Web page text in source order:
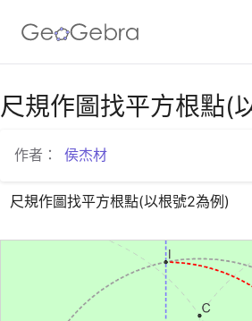
Google Classroom
GeoGebra Classroom
尺規作圖找平方根點(
作者： 侯杰材
尺規作圖找平方根點(以根號2為例)